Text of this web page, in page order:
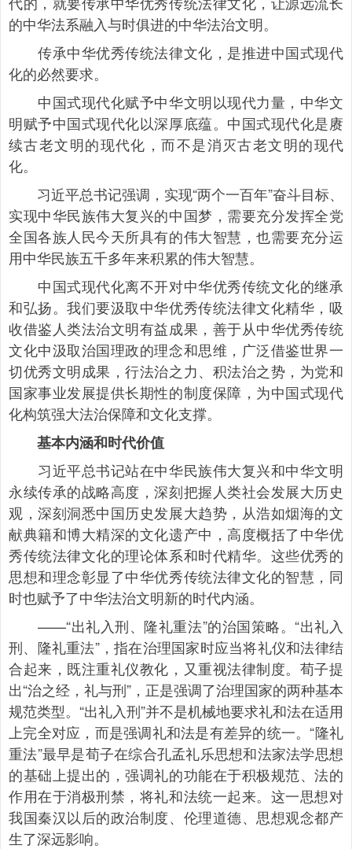
的中华法系融入与时俱进的中华法治文明。
传承中华优秀传统法律文化，是推进中国式现代
化的必然要求。
中国式现代化赋予中华文明以现代力量，中华文
明赋予中国式现代化以深厚底蕴。中国式现代化是赓
续古老文明的现代化，而不是消灭古老文明的现代
化。
习近平总书记强调，实现“两个一百年”奋斗目标、
实现中华民族伟大复兴的中国梦，需要充分发挥全党
全国各族人民今天所具有的伟大智慧，也需要充分运
用中华民族五千多年来积累的伟大智慧。
中国式现代化离不开对中华优秀传统文化的继承
和弘扬。我们要汲取中华优秀传统法律文化精华，吸
收借鉴人类法治文明有益成果，善于从中华优秀传统
文化中汲取治国理政的理念和思维，广泛借鉴世界一
切优秀文明成果，行法治之力、积法治之势，为党和
国家事业发展提供长期性的制度保障，为中国式现代
化构筑强大法治保障和文化支撑。
基本内涵和时代价值
习近平总书记站在中华民族伟大复兴和中华文明
永续传承的战略高度，深刻把握人类社会发展大历史
观，深刻洞悉中国历史发展大趋势，从浩如烟海的文
献典籍和博大精深的文化遗产中，高度概括了中华优
秀传统法律文化的理论体系和时代精华。这些优秀的
思想和理念彰显了中华优秀传统法律文化的智慧，同
时也赋予了中华法治文明新的时代内涵。
——“出礼入刑、隆礼重法”的治国策略。“出礼入
刑、隆礼重法”，指在治理国家时应当将礼仪和法律结
合起来，既注重礼仪教化，又重视法律制度。荀子提
出“治之经，礼与刑”，正是强调了治理国家的两种基本
规范类型。“出礼入刑”并不是机械地要求礼和法在适用
上完全对应，而是强调礼和法是有差异的统一。“隆礼
重法”最早是荀子在综合孔孟礼乐思想和法家法学思想
的基础上提出的，强调礼的功能在于积极规范、法的
作用在于消极刑禁，将礼和法统一起来。这一思想对
我国秦汉以后的政治制度、伦理道德、思想观念都产
生了深远影响。